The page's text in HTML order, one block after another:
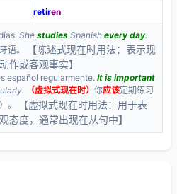
retiren
She studies Spanish every day.
语。
【陈述式现在时用法：表示现
作或客观事实】
español regularmente. It is important
（虚拟式现在时） 你应该定期练习
。
【虚拟式现在时用法：用于表
态度，通常出现在从句中】